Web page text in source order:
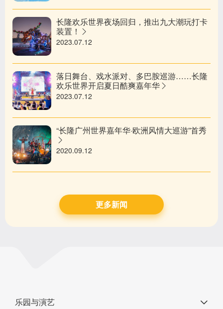
​长隆欢乐世界夜场回归，推出九大潮玩打卡
装置！
2023.07.12
落日舞台、戏水派对、多巴胺巡游……长隆
欢乐世界开启夏日酷爽嘉年华
2023.07.12
“长隆广州世界嘉年华·欧洲风情大巡游”首秀
2020.09.12
更多新闻
乐园与演艺